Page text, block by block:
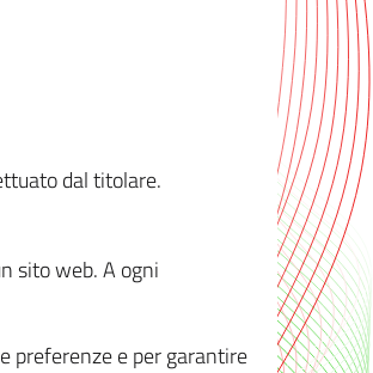
dal titolare.
sito web. A ogni
preferenze e per garantire